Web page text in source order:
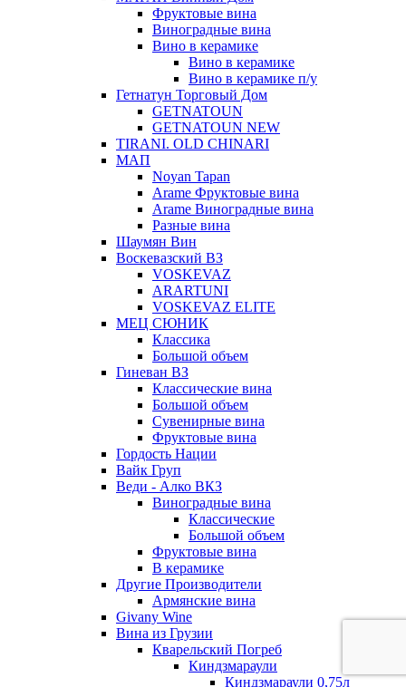
Фруктовые вина
Виноградные вина
Вино в керамике
Вино в керамике
Вино в керамике п/у
Гетнатун Торговый Дом
GETNATOUN
GETNATOUN NEW
TIRANI. OLD CHINARI
МАП
Noyan Tapan
Arame Фруктовые вина
Arame Виноградные вина
Разные вина
Шаумян Вин
Воскевазский ВЗ
VOSKEVAZ
ARARTUNI
VOSKEVAZ ELITE
МЕЦ СЮНИК
Классика
Большой объем
Гиневан ВЗ
Классические вина
Большой объем
Сувенирные вина
Фруктовые вина
Гордость Нации
Вайк Груп
Веди - Алко ВКЗ
Виноградные вина
Классические
Большой объем
Фруктовые вина
В керамике
Другие Производители
Армянские вина
Givany Wine
Вина из Грузии
Кварельский Погреб
Киндзмараули
Киндзмараули 0,75л